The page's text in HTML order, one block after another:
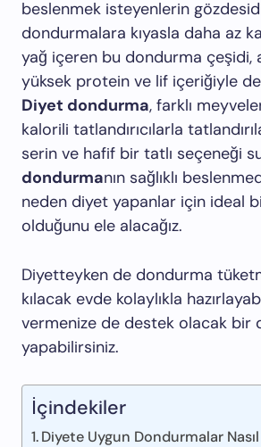
beslenmek isteyenlerin
dondurmalara kıyasla daha az
yağ içeren bu dondurma çeşidi,
yüksek protein ve lif içeriğiyle
Diyet dondurma, farklı
kalorili tatlandırıcılarla
serin ve hafif bir tatlı seçeneği
dondurmanın sağlıklı
neden diyet yapanlar için ideal
olduğunu ele alacağız.
Diyetteyken de dondurma
kılacak evde kolaylıkla
vermenize de destek olacak bir
yapabilirsiniz.
İçindekiler
Diyete Uygun Dondurmalar Nasıl